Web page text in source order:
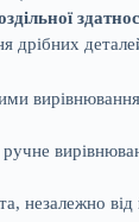
дрібних
незалежно від